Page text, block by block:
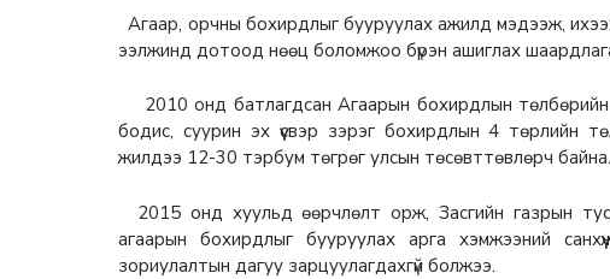
Агаар, орчны бохирдлыг бууруулах ажилд мэдээж,
ээлжинд дотоод нөөц боломжоо бүрэн ашиглах
2010 онд батлагдсан Агаарын бохирдлын төлбөрийн
бодис, суурин эх үүсвэр зэрэг бохирдлын 4 төрлийн
жилдээ 12-30 тэрбум төгрөг улсын төсөвттөвлөрч байна.
2015 онд хуульд өөрчлөлт орж, Засгийн газрын
агаарын бохирдлыг бууруулах арга хэмжээний
зориулалтын дагуу зарцуулагдахгүй болжээ.